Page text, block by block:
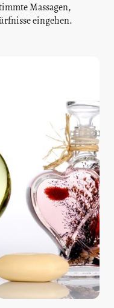
Massagen,
eingehen.